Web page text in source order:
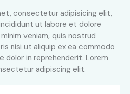
consectetur adipisicing elit,
ut labore et dolore
veniam, quis nostrud
nisi ut aliquip ex ea commodo
dolor in reprehenderit. Lorem
adipiscing elit.